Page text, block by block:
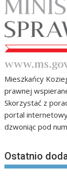
Mieszkańcy
prawnej
Skorzystać z
portal
dzwoniąc pod
Ostatnio